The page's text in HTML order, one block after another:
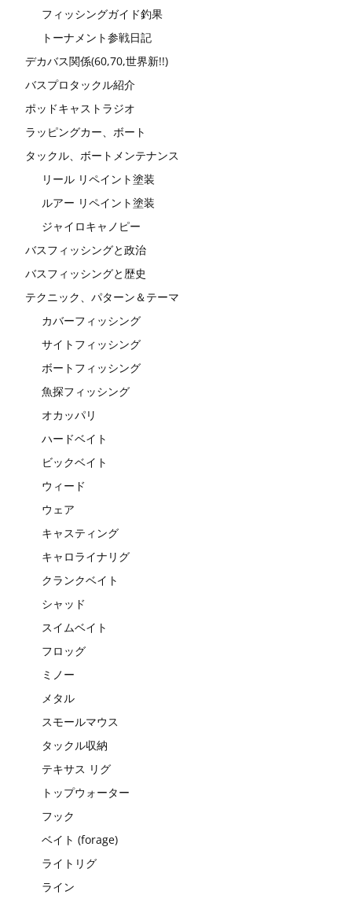
フィッシングガイド釣果
トーナメント参戦日記
デカバス関係(60,70,世界新!!)
バスプロタックル紹介
ポッドキャストラジオ
ラッピングカー、ボート
タックル、ボートメンテナンス
リール リペイント塗装
ルアー リペイント塗装
ジャイロキャノピー
バスフィッシングと政治
バスフィッシングと歴史
テクニック、パターン＆テーマ
カバーフィッシング
サイトフィッシング
ボートフィッシング
魚探フィッシング
オカッパリ
ハードベイト
ビックベイト
ウィード
ウェア
キャスティング
キャロライナリグ
クランクベイト
シャッド
スイムベイト
フロッグ
ミノー
メタル
スモールマウス
タックル収納
テキサス リグ
トップウォーター
フック
ベイト (forage)
ライトリグ
ライン